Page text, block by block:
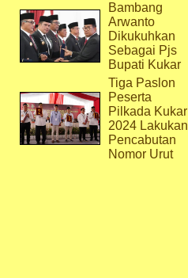
Bambang
Arwanto
Dikukuhkan
Sebagai Pjs
Bupati Kukar
Tiga Paslon
Peserta
Pilkada Kukar
2024 Lakukan
Pencabutan
Nomor Urut